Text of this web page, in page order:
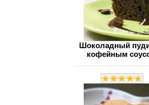
Шоколадный
кофейным